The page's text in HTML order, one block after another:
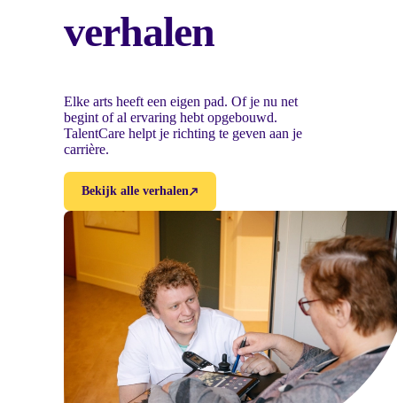
verhalen
Elke arts heeft een eigen pad. Of je nu net
begint of al ervaring hebt opgebouwd.
TalentCare helpt je richting te geven aan je
carrière.
Bekijk alle verhalen